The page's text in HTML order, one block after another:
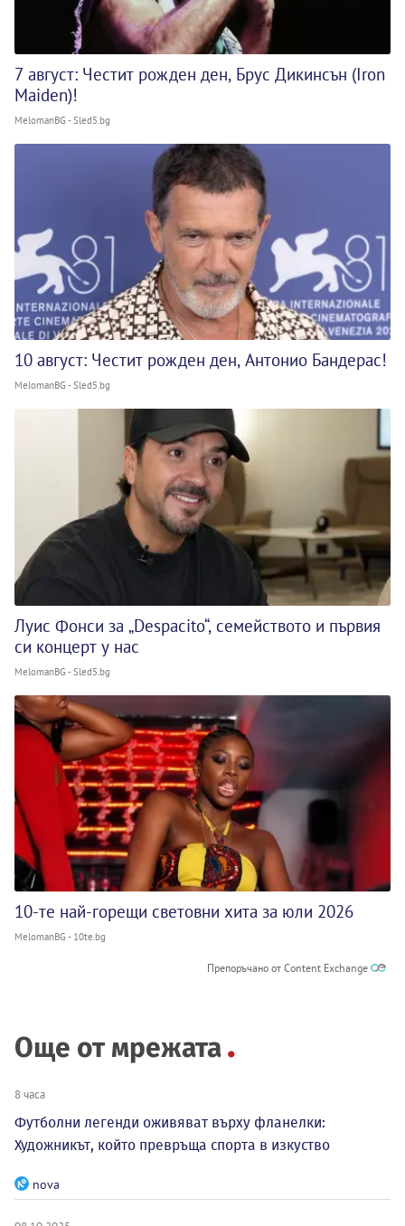
7 август: Честит рожден ден, Брус Дикинсън (Iron
Maiden)!
MelomanBG - Sled5.bg
10 август: Честит рожден ден, Антонио Бандерас!
MelomanBG - Sled5.bg
Луис Фонси за „Despacito“, семейството и първия
си концерт у нас
MelomanBG - Sled5.bg
10-те най-горещи световни хита за юли 2026
MelomanBG - 10te.bg
Препоръчано от Content Exchange
Още от мрежата
8 часа
Футболни легенди оживяват върху фланелки:
Художникът, който превръща спорта в изкуство
nova